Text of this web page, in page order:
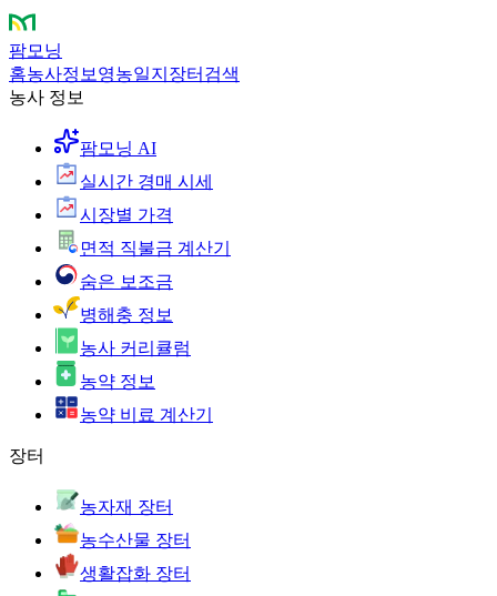
팜모닝
홈농사정보 영농일지 장터 검색
농사 정보
팜모닝 AI
실시간 경매 시세
시장별 가격
면적 직불금 계산기
숨은 보조금
병해충 정보
농사 커리큘럼
농약 정보
농약 비료 계산기
장터
농자재 장터
농수산물 장터
생활잡화 장터